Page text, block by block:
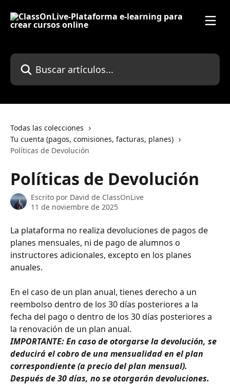
Buscar artículos...
Todas las colecciones
Tu cuenta (pagos, comisiones, facturas, planes)
Políticas de Devolución
Políticas de Devolución
Escrito por David de ClassOnLive
11 de noviembre de 2025
La plataforma no realiza devoluciones de pagos de
planes mensuales, ni de pago de alumnos o
instructores adicionales, excepto en los planes
anuales.
En el caso de un plan anual, tienes derecho a un
reembolso dentro de los 30 días posteriores a la
fecha del pago o dentro de los 30 días posteriores a
la renovación de un plan anual.
IMPORTANTE: En caso de otorgarse la devolución, se
deducirá el cobro de una mensualidad en el plan
correspondiente (a precio del plan mensual).
Después de 30 días, no se otorgarán devoluciones.